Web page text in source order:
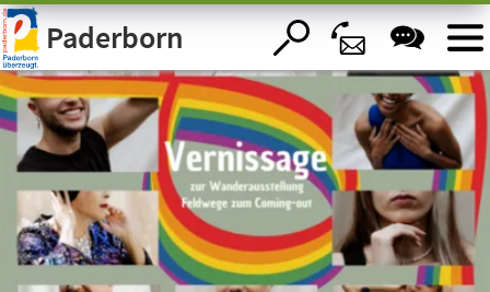
Visuelle
Assistenzsoftware
öffnen.Paderborn